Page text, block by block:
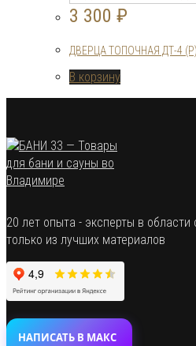
3 300 ₽
ДВЕРЦА ТОПОЧНАЯ ДТ-4 (Р)
В корзину
20 лет опыта - эксперты в области
только из лучших материалов
НАПИСАТЬ В МАКС